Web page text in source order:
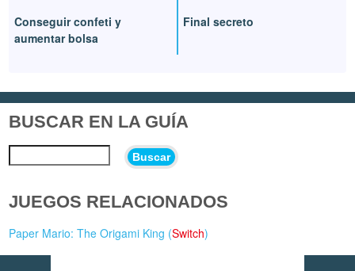
Conseguir confeti y
aumentar bolsa
Final secreto
BUSCAR EN LA GUÍA
Buscar
JUEGOS RELACIONADOS
Paper Mario: The Origami King (Switch)